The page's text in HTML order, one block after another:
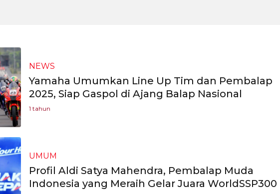
NEWS
Yamaha Umumkan Line Up Tim dan Pembalap
2025, Siap Gaspol di Ajang Balap Nasional
1 tahun
UMUM
Profil Aldi Satya Mahendra, Pembalap Muda
Indonesia yang Meraih Gelar Juara WorldSSP300